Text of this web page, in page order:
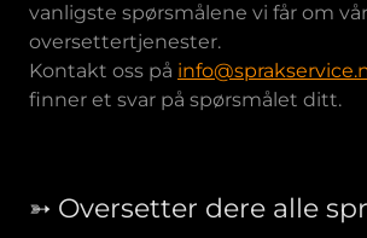
vanligste spørsmålene vi får om
oversettertjenester.
Kontakt oss på
finner et svar på spørsmålet ditt.
➳ Oversetter dere alle